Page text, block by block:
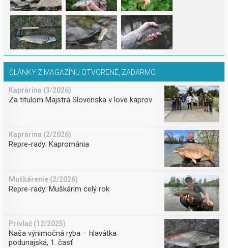
ČLÁNKY Z MAGAZÍNU OTVORENÉ, ZADARMO
Kaprárina (3/2026)
Za titulom Majstra Slovenska v love kaprov
Kaprárina (2/2026)
Repre-rady: Kaprománia
Muškárenie (2/2026)
Repre-rady: Muškárim celý rok
Prívlač (12/2025)
Naša výnimočná ryba – hlavátka
podunajská, 1. časť